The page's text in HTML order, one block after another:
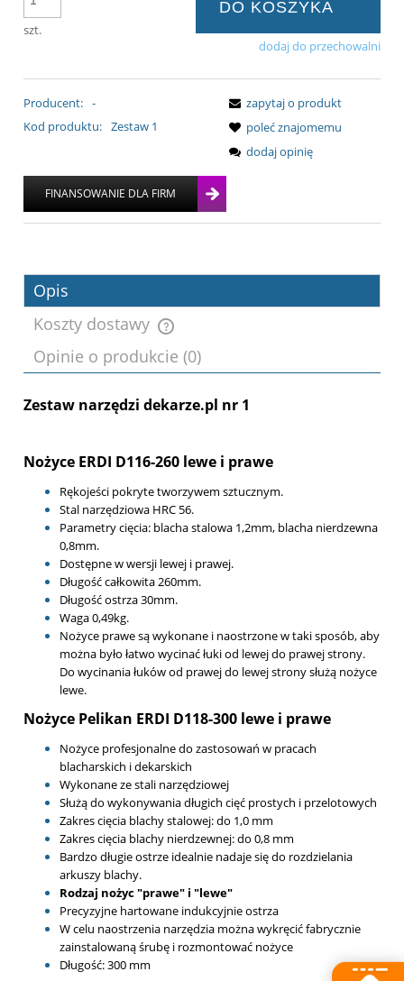
szt.
DO KOSZYKA
dodaj do przechowalni
Producent: -
Kod produktu: Zestaw 1
zapytaj o produkt
poleć znajomemu
dodaj opinię
Opis
Koszty dostawy
Cena nie zawiera ewentualnych kosztów
Opinie o produkcie (0)
Zestaw narzędzi dekarze.pl nr 1
Nożyce ERDI D116-260 lewe i prawe
Rękojeści pokryte tworzywem sztucznym.
Stal narzędziowa HRC 56.
Parametry cięcia: blacha stalowa 1,2mm, blacha nierdzewna
0,8mm.
Dostępne w wersji lewej i prawej.
Długość całkowita 260mm.
Długość ostrza 30mm.
Waga 0,49kg.
Nożyce prawe są wykonane i naostrzone w taki sposób, aby
można było łatwo wycinać łuki od lewej do prawej strony.
Do wycinania łuków od prawej do lewej strony służą nożyce
lewe.
Nożyce Pelikan ERDI D118-300 lewe i prawe
Nożyce profesjonalne do zastosowań w pracach
blacharskich i dekarskich
Wykonane ze stali narzędziowej
Służą do wykonywania długich cięć prostych i przelotowych
Zakres cięcia blachy stalowej: do 1,0 mm
Zakres cięcia blachy nierdzewnej: do 0,8 mm
Bardzo długie ostrze idealnie nadaje się do rozdzielania
arkuszy blachy.
Rodzaj nożyc "prawe" i "lewe"
Precyzyjne hartowane indukcyjnie ostrza
W celu naostrzenia narzędzia można wykręcić fabrycznie
zainstalowaną śrubę i rozmontować nożyce
Długość: 300 mm